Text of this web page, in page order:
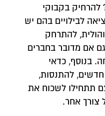
להרחיק בקבוקי
לבילויים בהם יש
להתרחק
אם מדובר בחברים
בנוסף, כדאי
חדשים, להתנסות,
תתחילו לשכוח את
צורך אחר.